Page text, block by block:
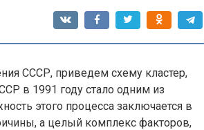
СССР, приведем схему кластер,
в 1991 году стало одним из
этого процесса заключается в
а целый комплекс факторов,